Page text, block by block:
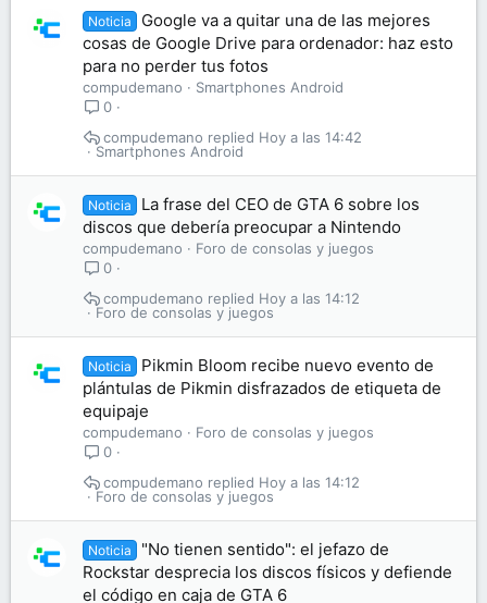
Noticia
Google va a quitar una de las mejores
cosas de Google Drive para ordenador: haz esto
para no perder tus fotos
compudemano
Smartphones Android
0
Smartphones Android
Hoy a las 14:42
compudemano
Noticia
La frase del CEO de GTA 6 sobre los
discos que debería preocupar a Nintendo
compudemano
Foro de consolas y juegos
0
Foro de consolas y juegos
Hoy a las 14:12
compudemano
Noticia
Pikmin Bloom recibe nuevo evento de
plántulas de Pikmin disfrazados de etiqueta de
equipaje
compudemano
Foro de consolas y juegos
0
Foro de consolas y juegos
Hoy a las 14:12
compudemano
Noticia
"No tienen sentido": el jefazo de
Rockstar desprecia los discos físicos y defiende
el código en caja de GTA 6